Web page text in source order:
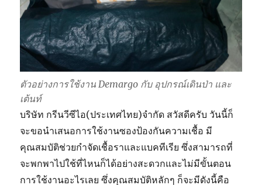
ตัวอย่างการใช้งาน Demargo กับ อุปกรณ์เดินป่า และ
เต้นท์
บริษัท กรีนวีซีไอ(ประเทศไทย)จำกัด สวัสดีครับ วันนี้ก็
จะขอนำเสนอการใช้งานซองป้องกันความเชื้อ มี
คุณสมบัติช่วยกำจัดเชื้อราและแบคทีเรีย ซึ่งสามารถที่
จะพกพาไปใช้ที่ไหนก็ได้อย่างสะดวกและไม่มีขั้นตอน
การใช้งานอะไรเลย ซึ่งคุณสมบัติหลักๆ ก็จะมีดังนี้คือ